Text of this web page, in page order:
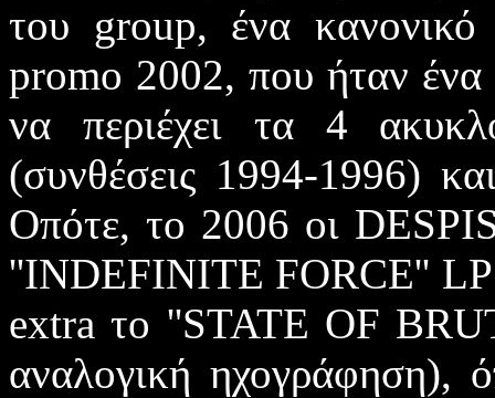
του group, ένα
promo 2002, που ήταν
να περιέχει τα 4
(συνθέσεις 1994-1996)
Οπότε, το 2006 οι
''INDEFINITE FORCE''
extra το ''STATE OF
αναλογική ηχογράφηση),